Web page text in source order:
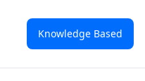
Knowledge Based